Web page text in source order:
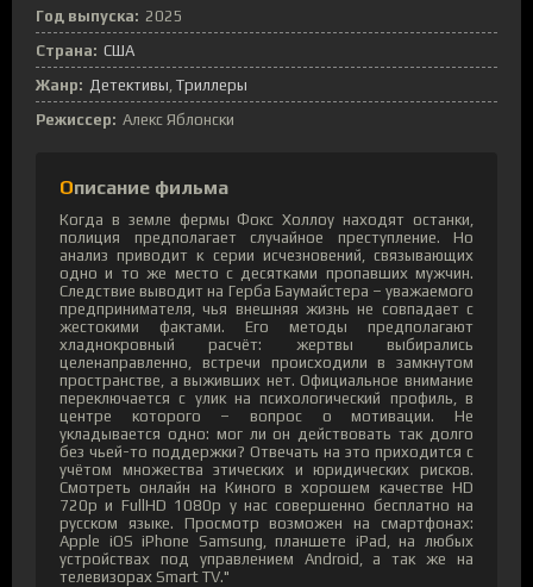
Год выпуска: 2025
Страна: США
Жанр: Детективы Триллеры
Режиссер: Алекс Яблонски
Описание фильма
Когда в земле фермы Фокс Холлоу находят останки,
полиция предполагает случайное преступление. Но
анализ приводит к серии исчезновений, связывающих
одно и то же место с десятками пропавших мужчин.
Следствие выводит на Герба Баумайстера – уважаемого
предпринимателя, чья внешняя жизнь не совпадает с
жестокими фактами. Его методы предполагают
хладнокровный расчёт: жертвы выбирались
целенаправленно, встречи происходили в замкнутом
пространстве, а выживших нет. Официальное внимание
переключается с улик на психологический профиль, в
центре которого – вопрос о мотивации. Не
укладывается одно: мог ли он действовать так долго
без чьей-то поддержки? Отвечать на это приходится с
учётом множества этических и юридических рисков.
Смотреть онлайн на Киного в хорошем качестве HD
720p и FullHD 1080p у нас совершенно бесплатно на
русском языке. Просмотр возможен на смартфонах:
Apple iOS iPhone Samsung, планшете iPad, на любых
устройствах под управлением Android, а так же на
телевизорах Smart TV."